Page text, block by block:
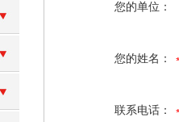
您的单位：
您的姓名：
联系电话：